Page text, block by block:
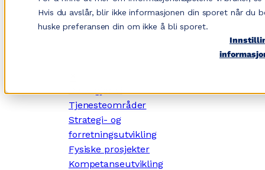
Hvis du avslår, blir ikke informasjonen din sporet når
huske preferansen din om ikke å bli sporet.
Dette gjør vi
Tjenesteområder
Strategi- og
forretningsutvikling
Fysiske prosjekter
Kompetanseutvikling